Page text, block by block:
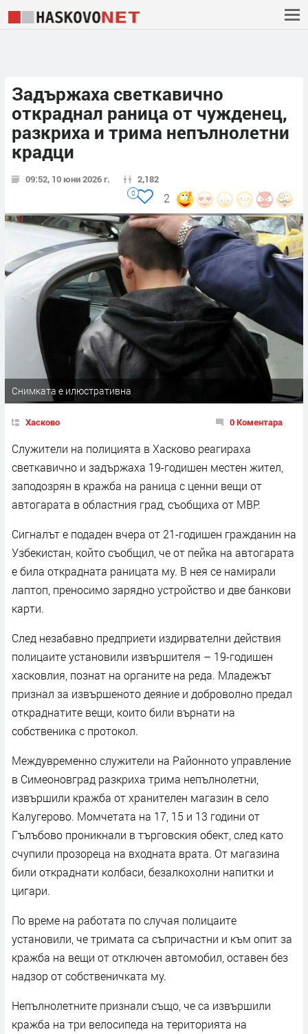
Задържаха светкавично
откраднал раница от чужденец,
разкриха и трима непълнолетни
крадци
09:52, 10 юни 2026 г. 2,182
2
0
Снимката е илюстративна
Хасково 0 Коментара
Служители на полицията в Хасково реагираха
светкавично и задържаха 19-годишен местен жител,
заподозрян в кражба на раница с ценни вещи от
автогарата в областния град, съобщиха от МВР.
Сигналът е подаден вчера от 21-годишен гражданин на
Узбекистан, който съобщил, че от пейка на автогарата
е била открадната раницата му. В нея се намирали
лаптоп, преносимо зарядно устройство и две банкови
карти.
След незабавно предприети издирвателни действия
полицаите установили извършителя – 19-годишен
хасковлия, познат на органите на реда. Младежът
признал за извършеното деяние и доброволно предал
откраднатите вещи, които били върнати на
собственика с протокол.
Междувременно служители на Районното управление
в Симеоновград разкриха трима непълнолетни,
извършили кражба от хранителен магазин в село
Калугерово. Момчетата на 17, 15 и 13 години от
Гълъбово проникнали в търговския обект, след като
счупили прозореца на входната врата. От магазина
били откраднати колбаси, безалкохолни напитки и
цигари.
По време на работата по случая полицаите
установили, че тримата са съпричастни и към опит за
кражба на вещи от отключен автомобил, оставен без
надзор от собственичката му.
Непълнолетните признали също, че са извършили
кражба на три велосипеда на територията на